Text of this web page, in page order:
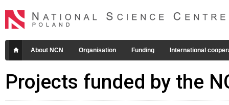
About NCN Organisation Funding International
Projects funded by the